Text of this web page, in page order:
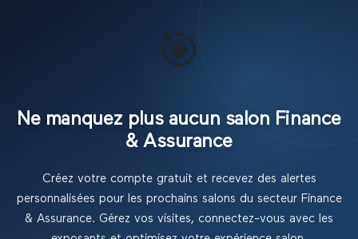
🎯
Ne manquez plus aucun salon Finance
& Assurance
Créez votre compte gratuit et recevez des alertes
personnalisées pour les prochains salons du secteur Finance
& Assurance. Gérez vos visites, connectez-vous avec les